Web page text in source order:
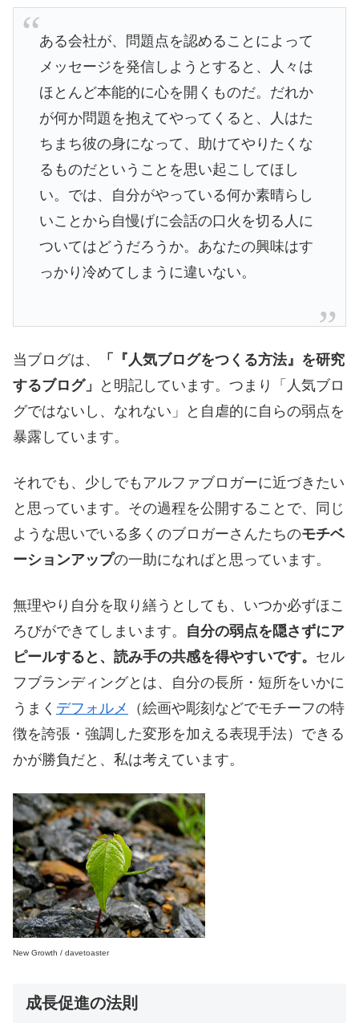
ある会社が、問題点を認めることによって
メッセージを発信しようとすると、人々は
ほとんど本能的に心を開くものだ。だれか
が何か問題を抱えてやってくると、人はた
ちまち彼の身になって、助けてやりたくな
るものだということを思い起こしてほし
い。では、自分がやっている何か素晴らし
いことから自慢げに会話の口火を切る人に
ついてはどうだろうか。あなたの興味はす
っかり冷めてしまうに違いない。
当ブログは、
「『人気ブログをつくる方法』を研究
するブログ」
と明記しています。つまり「人気ブロ
グではないし、なれない」と自虐的に自らの弱点を
暴露しています。
それでも、少しでもアルファブロガーに近づきたい
と思っています。その過程を公開することで、同じ
ような思いでいる多くのブロガーさんたちのモチベ
ーションアップの一助になればと思っています。
無理やり自分を取り繕うとしても、いつか必ずほこ
ろびができてしまいます。 自分の弱点を隠さずにア
ピールすると、読み手の共感を得やすいです。 セル
フブランディングとは、自分の長所・短所をいかに
うまく デフォルメ
（絵画や彫刻などでモチーフの特
徴を誇張・強調した変形を加える表現手法）できる
かが勝負だと、私は考えています。
New Growth / davetoaster
成長促進の法則